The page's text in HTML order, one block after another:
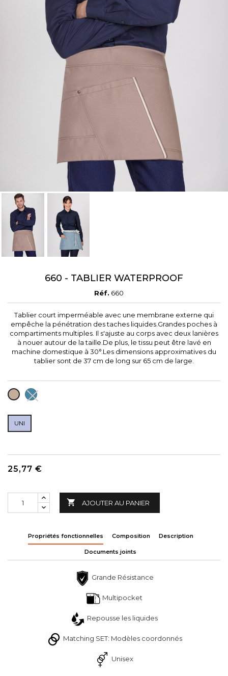
660 - TABLIER WATERPROOF
Réf. 660
Tablier court imperméable avec une membrane externe qui
empêche la pénétration des taches liquides.Grandes poches à
compartiments multiples. Il s'ajuste au corps avec deux lanières
à nouer autour de la taille.De plus, le tissu peut être lavé en
machine domestique à 30°.Les dimensions approximatives du
tablier sont de 37 cm de long sur 65 cm de large.
TOPOBLEU
GRIS
UNI
25,77 €
 AJOUTER AU PANIER
Propriétés fonctionnelles Composition Description
Documents joints
Grande Résistance
Multipocket
Repousse les liquides
Matching SET: Modèles coordonnés
Unisex
Annuler Créer une liste d'envies
à votre liste d'envies.
Annuler Connexion